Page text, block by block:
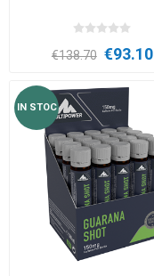
€138.70 €93.10
IN STOC